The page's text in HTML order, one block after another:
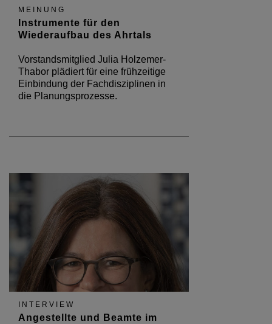
MEINUNG
Instrumente für den
Wiederaufbau des Ahrtals
Vorstandsmitglied Julia Holzemer-
Thabor plädiert für eine frühzeitige
Einbindung der Fachdisziplinen in
die Planungsprozesse.
INTERVIEW
Angestellte und Beamte im